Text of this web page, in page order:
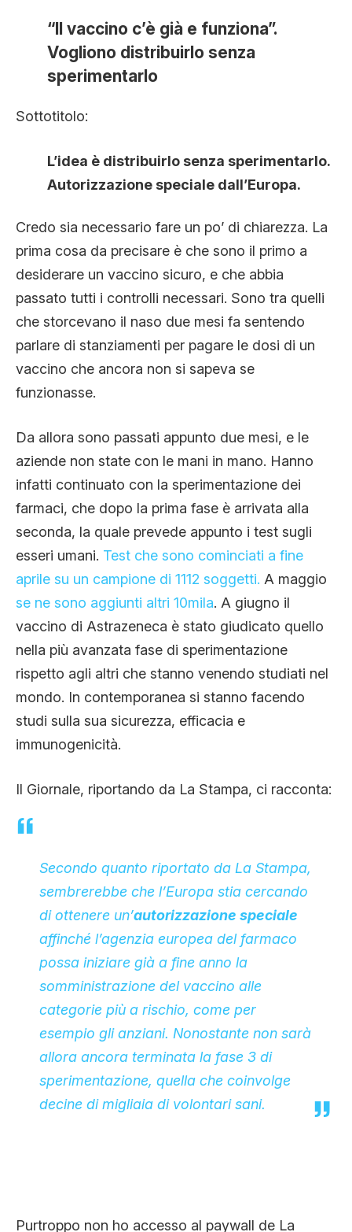
“Il vaccino c’è già e funziona”.
Vogliono distribuirlo senza
sperimentarlo
Sottotitolo:
L’idea è distribuirlo senza sperimentarlo.
Autorizzazione speciale dall’Europa.
Credo sia necessario fare un po’ di chiarezza. La
prima cosa da precisare è che sono il primo a
desiderare un vaccino sicuro, e che abbia
passato tutti i controlli necessari. Sono tra quelli
che storcevano il naso due mesi fa sentendo
parlare di stanziamenti per pagare le dosi di un
vaccino che ancora non si sapeva se
funzionasse.
Da allora sono passati appunto due mesi, e le
aziende non state con le mani in mano. Hanno
infatti continuato con la sperimentazione dei
farmaci, che dopo la prima fase è arrivata alla
seconda, la quale prevede appunto i test sugli
esseri umani. Test che sono cominciati a fine
aprile su un campione di 1112 soggetti. A maggio
se ne sono aggiunti altri 10mila. A giugno il
vaccino di Astrazeneca è stato giudicato quello
nella più avanzata fase di sperimentazione
rispetto agli altri che stanno venendo studiati nel
mondo. In contemporanea si stanno facendo
studi sulla sua sicurezza, efficacia e
immunogenicità.
Il Giornale, riportando da La Stampa, ci racconta:
Secondo quanto riportato da La Stampa,
sembrerebbe che l’Europa stia cercando
di ottenere un’autorizzazione speciale
affinché l’agenzia europea del farmaco
possa iniziare già a fine anno la
somministrazione del vaccino alle
categorie più a rischio, come per
esempio gli anziani. Nonostante non sarà
allora ancora terminata la fase 3 di
sperimentazione, quella che coinvolge
decine di migliaia di volontari sani.
Purtroppo non ho accesso al paywall de La